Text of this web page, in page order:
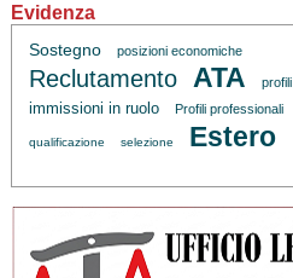
Evidenza
Sostegno posizioni economiche
Reclutamento ATA profili
immissioni in ruolo Profili professionali
qualificazione selezione Estero